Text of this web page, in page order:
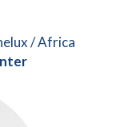
/ Africa